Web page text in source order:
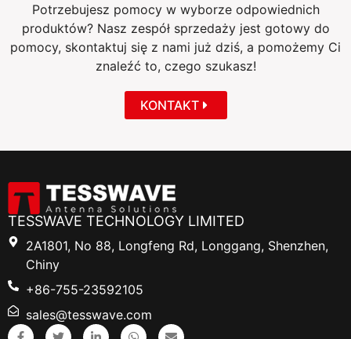
Potrzebujesz pomocy w wyborze odpowiednich
produktów? Nasz zespół sprzedaży jest gotowy do
pomocy, skontaktuj się z nami już dziś, a pomożemy Ci
znaleźć to, czego szukasz!
KONTAKT
TESSWAVE TECHNOLOGY LIMITED
2A1801, No 88, Longfeng Rd, Longgang, Shenzhen,
Chiny
+86-755-23592105
sales@tesswave.com